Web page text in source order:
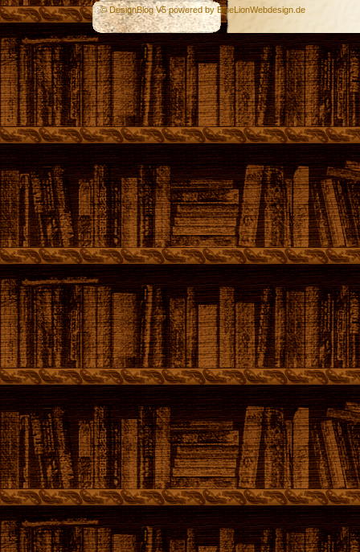
© DesignBlog V5 powered by BlueLionWebdesign.de